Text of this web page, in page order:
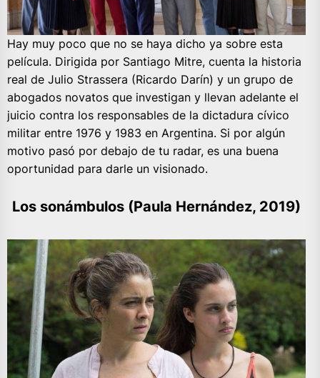
Hay muy poco que no se haya dicho ya sobre esta
película. Dirigida por Santiago Mitre, cuenta la historia
real de Julio Strassera (Ricardo Darín) y un grupo de
abogados novatos que investigan y llevan adelante el
juicio contra los responsables de la dictadura cívico
militar entre 1976 y 1983 en Argentina. Si por algún
motivo pasó por debajo de tu radar, es una buena
oportunidad para darle un visionado.
Los sonámbulos (Paula Hernández, 2019)